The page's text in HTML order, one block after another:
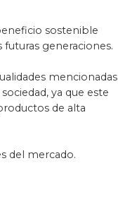
sostenible
generaciones.
mencionadas
ya que este
de alta
del mercado.